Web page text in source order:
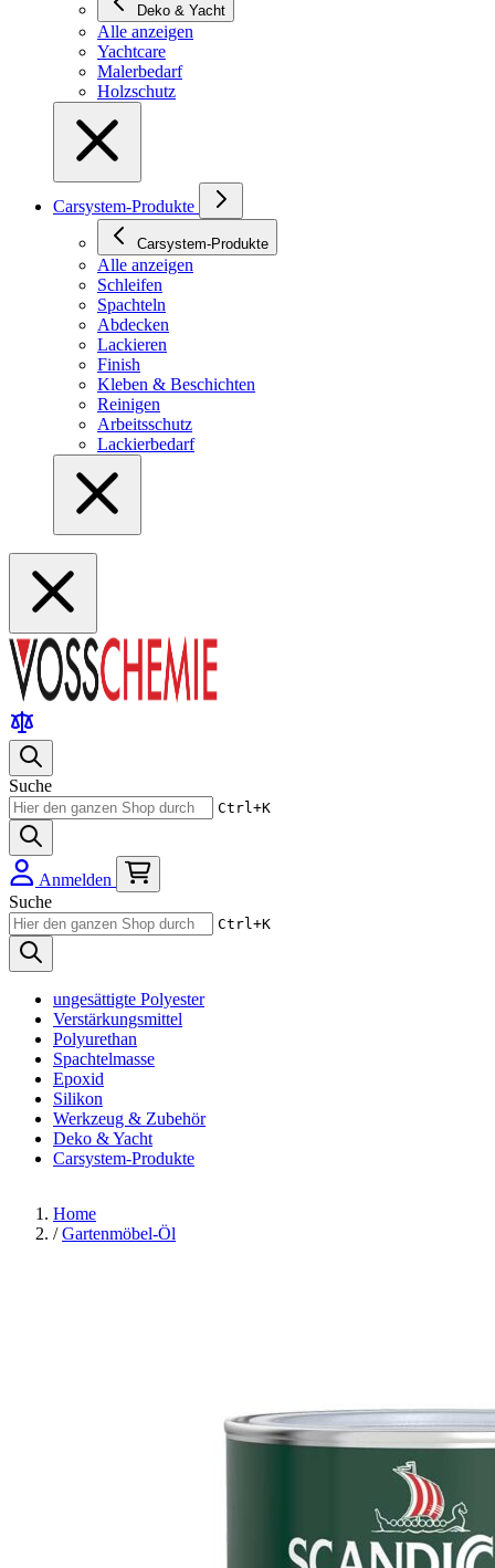
Deko & Yacht
Alle anzeigen
Yachtcare
Malerbedarf
Holzschutz
Carsystem-Produkte
Carsystem-Produkte
Alle anzeigen
Schleifen
Spachteln
Abdecken
Lackieren
Finish
Kleben & Beschichten
Reinigen
Arbeitsschutz
Lackierbedarf
Suche
Ctrl+K
Anmelden
Suche
Ctrl+K
ungesättigte Polyester
Verstärkungsmittel
Polyurethan
Spachtelmasse
Epoxid
Silikon
Werkzeug & Zubehör
Deko & Yacht
Carsystem-Produkte
Home
/ Gartenmöbel-Öl